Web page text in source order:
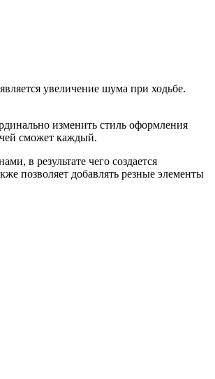
увеличение шума при ходьбе.
изменить стиль оформления
сможет каждый.
в результате чего создается
позволяет добавлять резные элементы